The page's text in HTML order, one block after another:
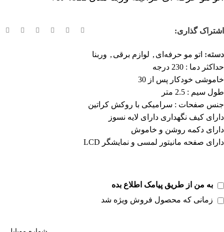
اشتراک گذاری:
دسته: اتو مو حرفه‌ای , لوازم برقی , وربنا
حداکثر دما : 230 درجه
خاموشی خودکار پس از 30
طول سیم : 2.5 متر
جنس صفحات : سرامیکی با روکش کراتین
دارای کیف نگهداری دارای لایه نسوز
دارای دکمه روشن و خاموش
دارای صفحه مانیتور لمسی و نمایشگر LCD
به من از طریق پیامک اطلاع بده
زمانی که محصول فروش ویژه شد